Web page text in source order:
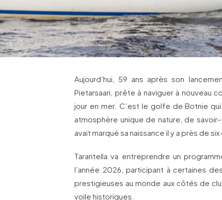
Aujourd’hui, 59 ans après son
Pietarsaari, prête à naviguer à nouveau
jour en mer. C’est le golfe de Botnie
atmosphère unique de nature, de
avait marqué sa naissance il y a près de
Tarantella va entreprendre un
l’année 2026, participant à certaines
prestigieuses au monde aux côtés de
voile historiques.